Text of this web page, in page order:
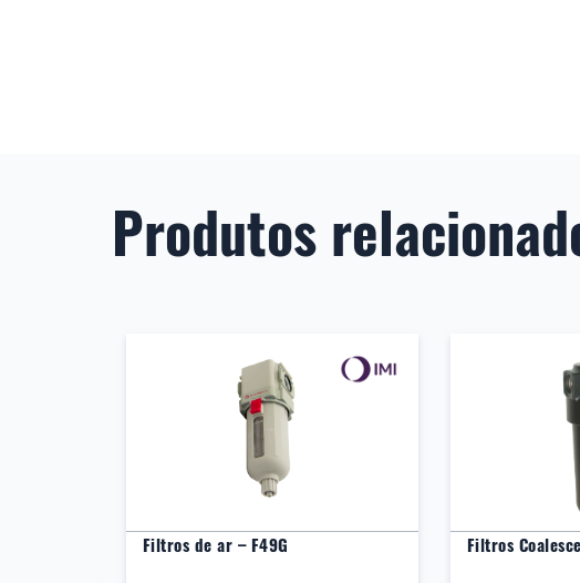
Produtos
Filtros de ar – F49G Filtros